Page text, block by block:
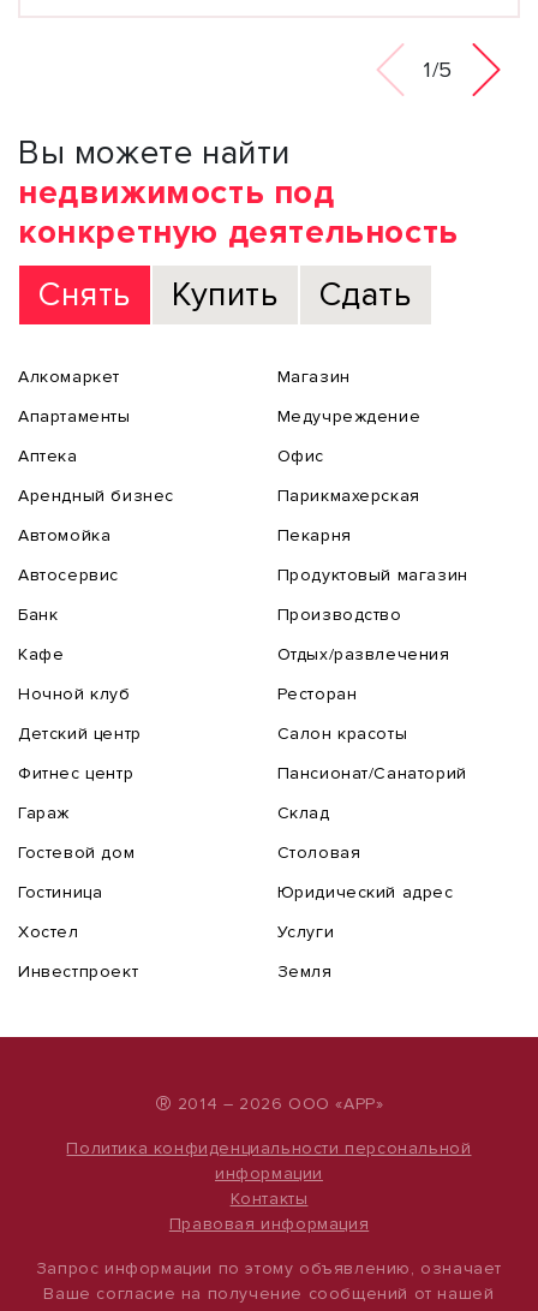
1/5
Вы можете найти
недвижимость под
конкретную деятельность
Снять
Купить Сдать
Алкомаркет
Апартаменты
Аптека
Арендный бизнес
Автомойка
Автосервис
Банк
Кафе
Ночной клуб
Детский центр
Фитнес центр
Гараж
Гостевой дом
Гостиница
Хостел
Инвестпроект
Магазин
Медучреждение
Офис
Парикмахерская
Пекарня
Продуктовый магазин
Производство
Отдых/развлечения
Ресторан
Салон красоты
Пансионат/Санаторий
Склад
Столовая
Юридический адрес
Услуги
Земля
® 2014 – 2026 ООО «АРР»
Политика конфиденциальности персональной
информации
Контакты
Правовая информация
Запрос информации по этому объявлению, означает
Ваше согласие на получение сообщений от нашей